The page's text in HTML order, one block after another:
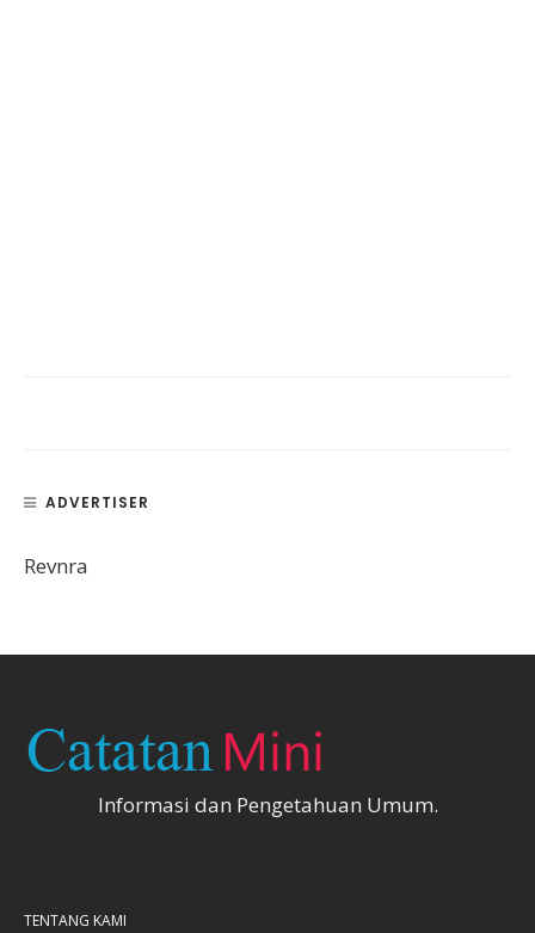
ADVERTISER
Revnra
Informasi dan Pengetahuan Umum.
TENTANG KAMI